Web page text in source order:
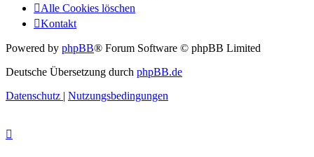
Alle Cookies löschen
Kontakt
Powered by phpBB® Forum Software © phpBB Limited
Deutsche Übersetzung durch phpBB.de
Datenschutz | Nutzungsbedingungen